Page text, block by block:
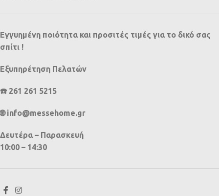
Εγγυημένη ποιότητα και προσιτές τιμές για το δικό σας
σπίτι !
Εξυπηρέτηση Πελατών
☎️ 261 261 5215
🌐 info@messehome.gr
Δευτέρα – Παρασκευή
10:00 – 14:30